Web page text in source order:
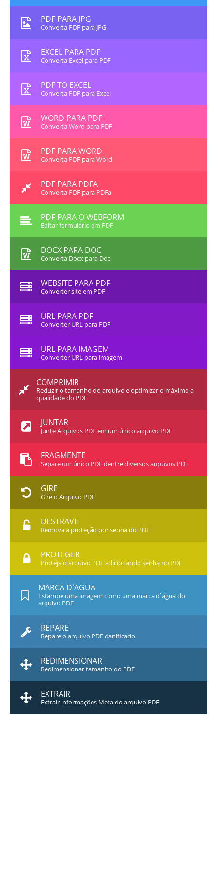
PDF PARA JPG
Converta PDF para JPG
EXCEL PARA PDF
Converta Excel para PDF
PDF TO EXCEL
Converta PDF para Excel
WORD PARA PDF
Converta Word para PDF
PDF PARA WORD
Converta PDF para Word
PDF PARA PDFA
Converta PDF para PDFa
PDF PARA O WEBFORM
Editar formulário em PDF
DOCX PARA DOC
Converta Docx para Doc
WEBSITE PARA PDF
Converter site em PDF
URL PARA PDF
Converter URL para PDF
URL PARA IMAGEM
Converter URL para imagem
COMPRIMIR
Reduzir o tamanho do arquivo e optimizar o máximo a
qualidade do PDF
JUNTAR
Junte Arquivos PDF em um único arquivo PDF
FRAGMENTE
Separe um único PDF dentre diversos arquivos PDF
GIRE
Gire o Arquivo PDF
DESTRAVE
Remova a proteção por senha do PDF
PROTEGER
Proteja o arquivo PDF adicionando senha no PDF
MARCA D`ÁGUA
Estampe uma imagem como uma marca d`água do
arquivo PDF
REPARE
Repare o arquivo PDF danificado
REDIMENSIONAR
Redimensionar tamanho do PDF
EXTRAIR
Extrair informações Meta do arquivo PDF